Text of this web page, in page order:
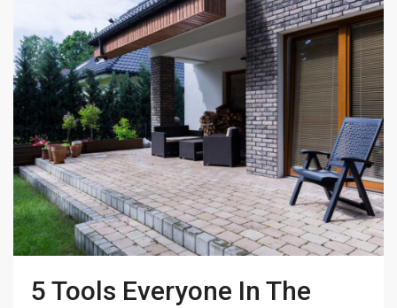
5 Tools Everyone In The